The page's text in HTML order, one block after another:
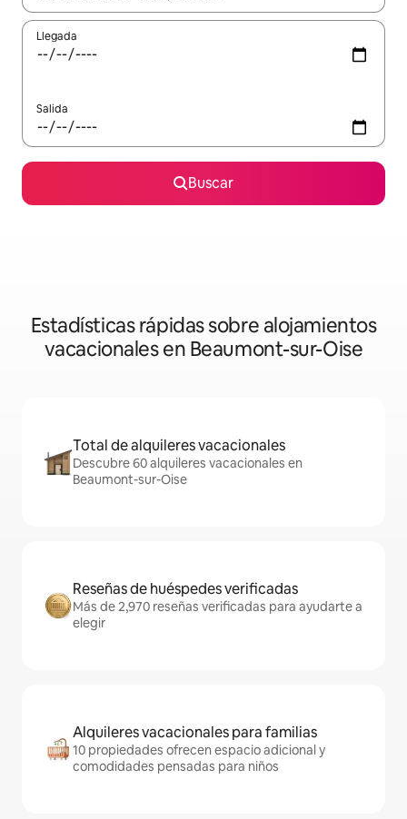
Llegada
Salida
Buscar
Estadísticas rápidas sobre alojamientos
vacacionales en Beaumont-sur-Oise
Total de alquileres vacacionales
Descubre 60 alquileres vacacionales en
Beaumont-sur-Oise
Reseñas de huéspedes verificadas
Más de 2,970 reseñas verificadas para ayudarte a
elegir
Alquileres vacacionales para familias
10 propiedades ofrecen espacio adicional y
comodidades pensadas para niños